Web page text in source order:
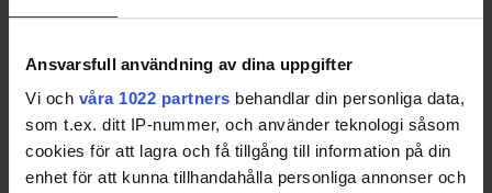
Ansvarsfull användning av dina uppgifter
Vi och våra 1022 partners behandlar din personliga data,
som t.ex. ditt IP-nummer, och använder teknologi såsom
cookies för att lagra och få tillgång till information på din
enhet för att kunna tillhandahålla personliga annonser och